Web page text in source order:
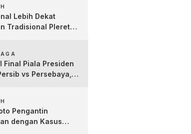
Lebih Dekat
Tradisional Pleret
Final Piala Presiden
vs Persebaya,
Pengantin
dengan Kasus